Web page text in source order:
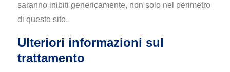
saranno inibiti genericamente, non solo nel perimetro
di questo sito.
Ulteriori informazioni sul
trattamento